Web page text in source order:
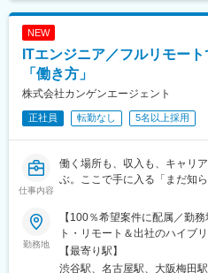
NEW
ITエンジニア／フルリモー
「働き方」
株式会社カンゲンエージェント
正社員 転勤なし 5名以上採用
仕事内容
働く場所も、収入も、キャリ
ぶ。ここで手に入る「まだ知ら
勤務地
【100％希望案件に配属／勤
ト・リモート＆出社のハイブ
いずれかの働き方をしていま
イアント先での勤務■本社…東
【最寄り駅】
渋谷駅、名古屋駅、大阪梅田